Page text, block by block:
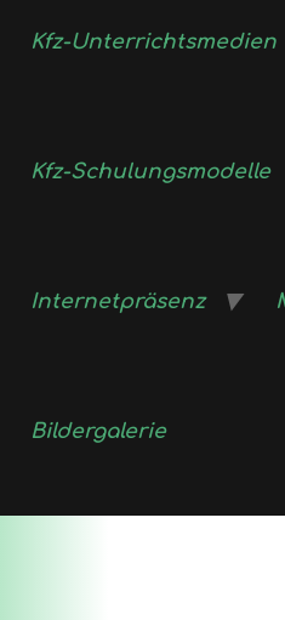
Kfz-Unterrichtsmedien
Kfz-Schulungsmodelle
Internetpräsenz
Bildergalerie